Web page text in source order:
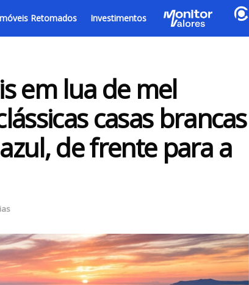
Retomados Investimentos
em lua de mel
casas brancas
de frente para a